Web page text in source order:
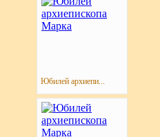
Юбилей архиепи...